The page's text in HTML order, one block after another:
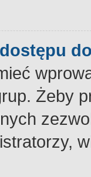
Żeby